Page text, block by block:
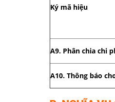
Ký mã hiệu
A9. Phân chia chi
A10. Thông báo